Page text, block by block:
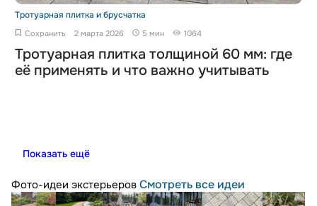
Тротуарная плитка и брусчатка
Сохранить 2 марта 2026 5 мин 1064
Тротуарная плитка толщиной 60 мм: где
её применять и что важно учитывать
Показать ещё
Фото-идеи экстерьеров Смотреть все идеи